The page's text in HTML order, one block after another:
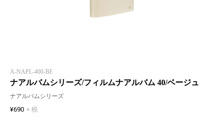
A-NAPL-400-BE
ナアルバムシリーズ/フィルムナアルバム 40/ベージュ
ナアルバムシリーズ
¥690 + 税